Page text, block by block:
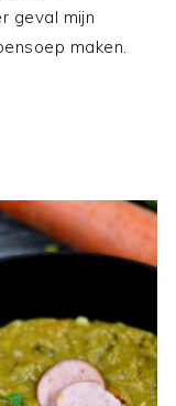
geval mijn
maken.